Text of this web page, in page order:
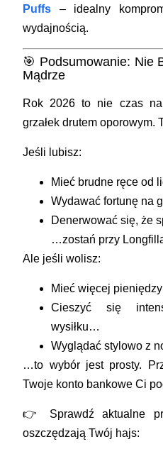
Puffs – idealny
wydajnością.
🎯 Podsumowanie: Nie
Mądrze
Rok 2026 to nie czas
grzałek drutem oporowym.
Jeśli lubisz:
Mieć brudne ręce od
Wydawać fortunę na
Denerwować się, że
…zostań przy
Ale jeśli wolisz:
Miećwięcej pieniędzy
Cieszyć się
wysiłku…
Wyglądać stylowo z
…to wybór jest prosty.
Twoje konto bankowe Ci
👉 Sprawdź aktualne
oszczędzają Twój hajs: